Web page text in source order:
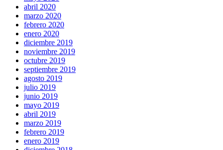
abril 2020
marzo 2020
febrero 2020
enero 2020
diciembre 2019
noviembre 2019
octubre 2019
septiembre 2019
agosto 2019
julio 2019
junio 2019
mayo 2019
abril 2019
marzo 2019
febrero 2019
enero 2019